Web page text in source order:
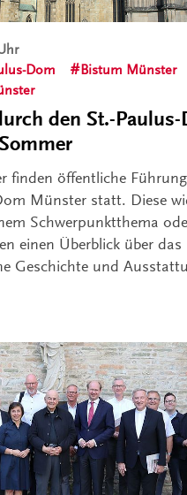
Dom
Bistum Münster
den St.-Paulus-
finden öffentliche
Münster statt. Diese
Schwerpunktthema
einen Überblick über das
Geschichte und